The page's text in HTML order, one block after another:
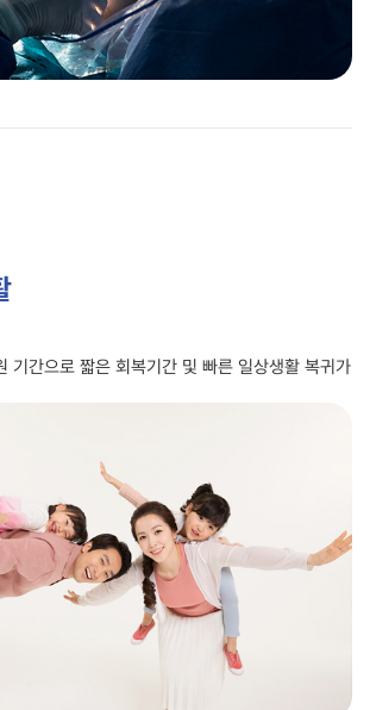
기간으로 짧은 회복기간 및 빠른 일상생활 복귀가